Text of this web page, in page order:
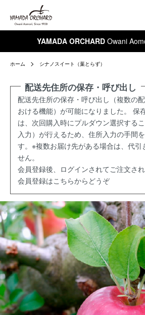
YAMADA ORCHARDOwani
ホーム シナノスイート（葉とらず）
配送先住所の保存・呼び出し
配送先住所の保存・呼び出し（複数の
おける機能）が可能になりました。 保
は、次回購入時にプルダウン選択する
入力）が行えるため、住所入力の手間
す。※複数お届け先がある場合は、代引
せん。
会員登録後、ログインされてご注文さ
会員登録はこちらからどうぞ